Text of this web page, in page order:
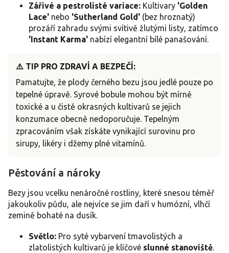
Zářivé a pestrolisté variace: Kultivary 'Golden
Lace' nebo 'Sutherland Gold' (bez hroznatý)
prozáří zahradu svými svítivě žlutými listy, zatímco
'Instant Karma' nabízí elegantní bílé panašování.
⚠️ TIP PRO ZDRAVÍ A BEZPEČÍ:
Pamatujte, že plody černého bezu jsou jedlé pouze po
tepelné úpravě. Syrové bobule mohou být mírně
toxické a u čistě okrasných kultivarů se jejich
konzumace obecně nedoporučuje. Tepelným
zpracováním však získáte vynikající surovinu pro
sirupy, likéry i džemy plné vitamínů.
Pěstování a nároky
Bezy jsou vcelku nenáročné rostliny, které snesou téměř
jakoukoliv půdu, ale nejvíce se jim daří v humózní, vlhčí
zemině bohaté na dusík.
Světlo: Pro syté vybarvení tmavolistých a
zlatolistých kultivarů je klíčové slunné stanoviště.